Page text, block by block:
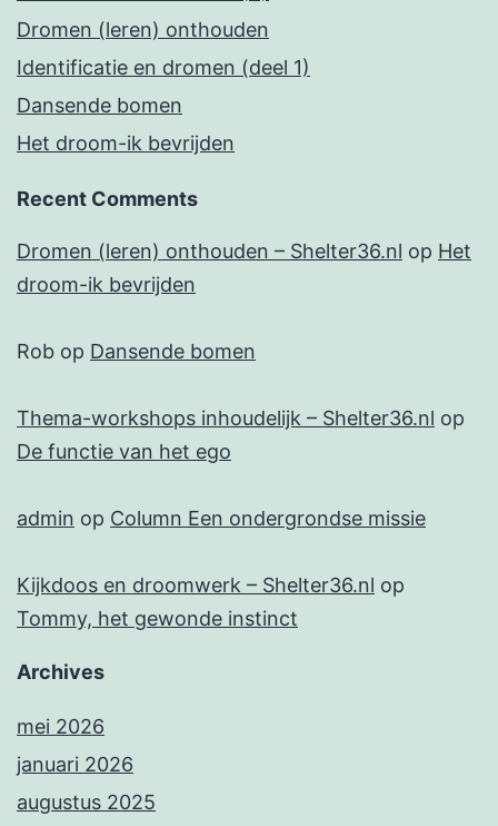
Dromen (leren) onthouden
Identificatie en dromen (deel 1)
Dansende bomen
Het droom-ik bevrijden
Recent Comments
Dromen (leren) onthouden – Shelter36.nl op Het
droom-ik bevrijden
Rob op Dansende bomen
Thema-workshops inhoudelijk – Shelter36.nl op
De functie van het ego
admin op Column Een ondergrondse missie
Kijkdoos en droomwerk – Shelter36.nl op
Tommy, het gewonde instinct
Archives
mei 2026
januari 2026
augustus 2025